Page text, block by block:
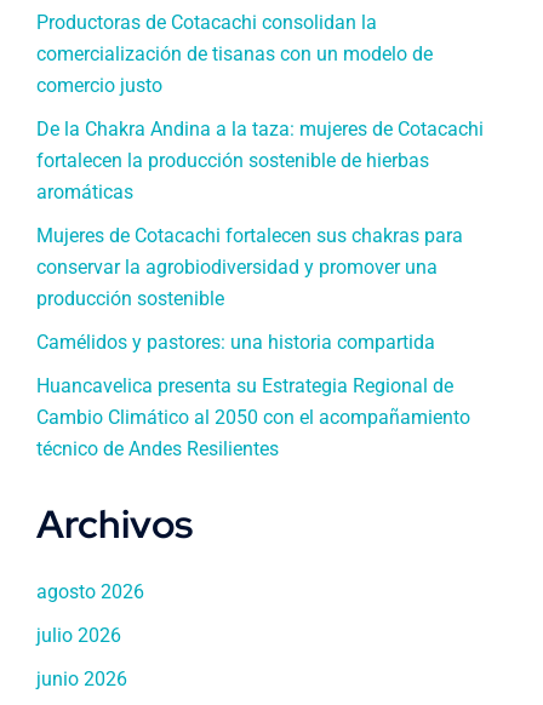
Productoras de Cotacachi consolidan la
comercialización de tisanas con un modelo de
comercio justo
De la Chakra Andina a la taza: mujeres de Cotacachi
fortalecen la producción sostenible de hierbas
aromáticas
Mujeres de Cotacachi fortalecen sus chakras para
conservar la agrobiodiversidad y promover una
producción sostenible
Camélidos y pastores: una historia compartida
Huancavelica presenta su Estrategia Regional de
Cambio Climático al 2050 con el acompañamiento
técnico de Andes Resilientes
Archivos
agosto 2026
julio 2026
junio 2026